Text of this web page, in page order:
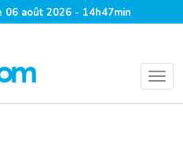
06 août 2026 - 14h47min